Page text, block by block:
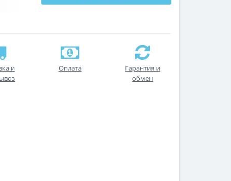
и
Оплата
Гарантия и
обмен